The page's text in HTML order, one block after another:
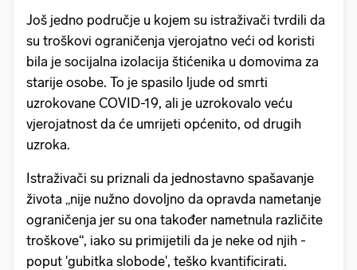
Još jedno područje u kojem su istraživači tvrdili da
su troškovi ograničenja vjerojatno veći od koristi
bila je socijalna izolacija štićenika u domovima za
starije osobe. To je spasilo ljude od smrti
uzrokovane COVID-19, ali je uzrokovalo veću
vjerojatnost da će umrijeti općenito, od drugih
uzroka.
Istraživači su priznali da jednostavno spašavanje
života „nije nužno dovoljno da opravda nametanje
ograničenja jer su ona također nametnula različite
troškove“, iako su primijetili da je neke od njih -
poput 'gubitka slobode', teško kvantificirati.